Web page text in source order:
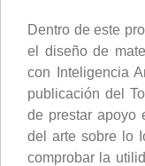
Dentro de este
el diseño de
con Inteligencia
publicación del
de prestar apoyo
del arte sobre lo
comprobar la